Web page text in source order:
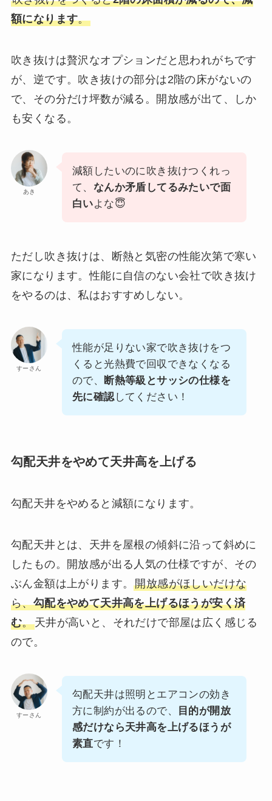
額になります。
吹き抜けは贅沢なオプションだと思われがちです
が、逆です。吹き抜けの部分は2階の床がないの
で、その分だけ坪数が減る。開放感が出て、しか
も安くなる。
あき
減額したいのに吹き抜けつくれっ
て、 なんか矛盾してるみたいで面
白いよな😇
ただし吹き抜けは、断熱と気密の性能次第で寒い
家になります。性能に自信のない会社で吹き抜け
をやるのは、私はおすすめしない。
すーさん
性能が足りない家で吹き抜けをつ
くると光熱費で回収できなくなる
ので、 断熱等級とサッシの仕様を
先に確認 してください！
勾配天井をやめて天井高を上げる
勾配天井をやめると減額になります。
勾配天井とは、天井を屋根の傾斜に沿って斜めに
したもの。開放感が出る人気の仕様ですが、その
ぶん金額は上がります。開放感がほしいだけな
ら、勾配をやめて天井高を上げるほうが安く済
む。天井が高いと、それだけで部屋は広く感じる
ので。
すーさん
勾配天井は照明とエアコンの効き
方に制約が出るので、
目的が開放
感だけなら天井高を上げるほうが
素直です！